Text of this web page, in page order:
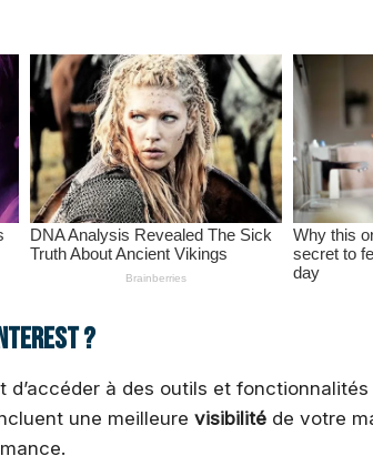
?
à des outils et
une meilleure visibilité de votre